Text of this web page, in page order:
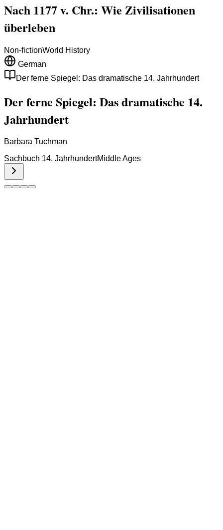
Nach 1177 v. Chr.: Wie Zivilisationen
überleben
Non-fictionWorld History
German
Der ferne Spiegel: Das dramatische 14. Jahrhundert
Der ferne Spiegel: Das dramatische 14.
Jahrhundert
Barbara Tuchman
Sachbuch 14. JahrhundertMiddle Ages